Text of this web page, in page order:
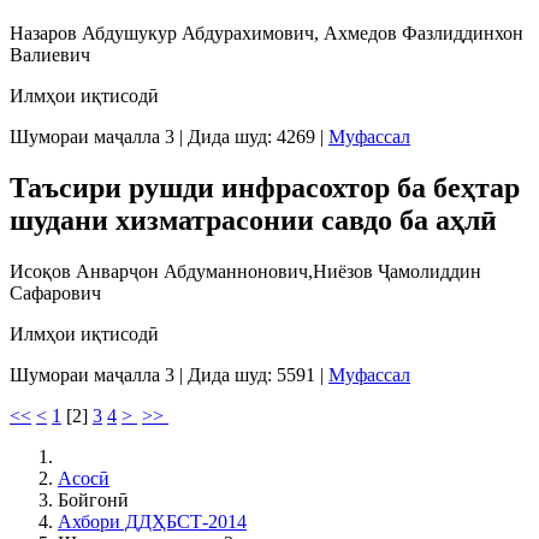
Назаров Абдушукур Абдурахимович, Ахмедов Фазлиддинхон
Валиевич
Илмҳои иқтисодӣ
Шумораи маҷалла 3 | Дида шуд: 4269 | Муфассал
Таъсири рушди инфрасохтор ба беҳтар
шудани хизматрасонии савдо ба аҳлӣ
Исоқов Анварҷон Абдуманнонович,Ниёзов Ҷамолиддин
Сафарович
Илмҳои иқтисодӣ
Шумораи маҷалла 3 | Дида шуд: 5591 | Муфассал
<< < 1 [2] 3 4 > >>
Асосӣ
Бойгонӣ
Ахбори ДДҲБСТ-2014